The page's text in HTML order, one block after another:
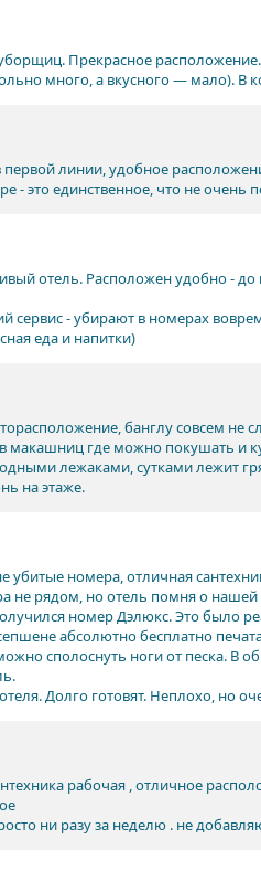
Прекрасное расположение.
много, а вкусного — мало). В
линии, удобное
- это единственное, что не очень
отель. Расположен удобно -
сервис - убирают в номерах
еда и напитки)
банглу совсем не
где можно покушать и
лежаками, сутками лежит
на этаже.
убитые номера, отличная
не рядом, но отель помня о
номер Дэлюкс. Это было
абсолютно бесплатно
сполоснуть ноги от песка. В
Долго готовят. Неплохо, но
рабочая , отличное
ни разу за неделю . не